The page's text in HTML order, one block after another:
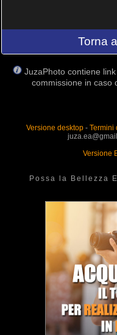
Torna
JuzaPhoto contiene
commissione in caso
Versione desktop- Termini
Versione
Possa la Bellezza